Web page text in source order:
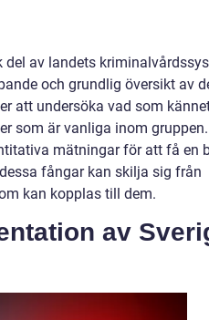
av landets
och grundlig översikt av
att undersöka vad som
som är vanliga inom gruppen.
mätningar för att få en
fångar kan skilja sig från
kan kopplas till dem.
av